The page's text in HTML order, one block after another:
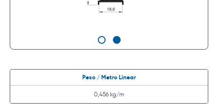
Peso / Metro Linear
0,456 kg/m